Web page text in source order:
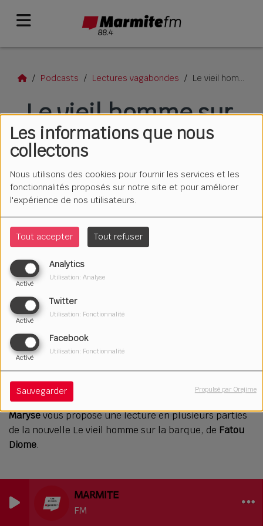
Les informations que nous
collectons
Nous utilisons des cookies pour fournir les services et les
fonctionnalités proposés sur notre site et pour améliorer
l'expérience de nos utilisateurs.
Tout accepter Tout refuser
Analytics
Activé
Utilisation: Analyse
Twitter
Activé
Utilisation: Fonctionnalité
Facebook
Activé
Utilisation: Fonctionnalité
Sauvegarder Propulsé par Orejime
MARMITE
FM
Podcasts Lectures vagabondes Le vieil homme sur la barque #2
Le vieil homme sur
la barque #2
Écouter le podcast
Télécharger le podcast
Marysevous propose une lecture en plusieurs parties
de la nouvelle Le vieil homme sur la barque, de Fatou
Diome.